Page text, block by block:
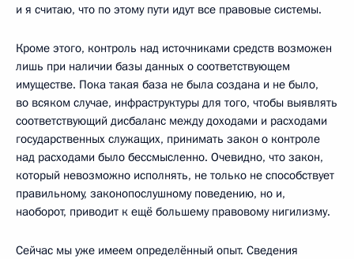
и я считаю, что по этому пути идут все правовые системы.
Кроме этого, контроль над источниками средств возможен
лишь при наличии базы данных о соответствующем
имуществе. Пока такая база не была создана и не было,
во всяком случае, инфраструктуры для того, чтобы выявлять
соответствующий дисбаланс между доходами и расходами
государственных служащих, принимать закон о контроле
над расходами было бессмысленно. Очевидно, что закон,
который невозможно исполнять, не только не способствует
правильному, законопослушному поведению, но и,
наоборот, приводит к ещё большему правовому нигилизму.
Сейчас мы уже имеем определённый опыт. Сведения